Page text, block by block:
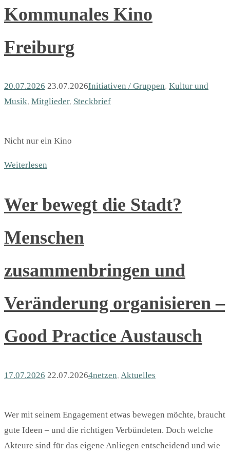
Kommunales Kino
Freiburg
20.07.2026 23.07.2026Initiativen / Gruppen, Kultur und
Musik, Mitglieder, Steckbrief
Nicht nur ein Kino
Weiterlesen
Wer bewegt die Stadt?
Menschen
zusammenbringen und
Veränderung organisieren –
Good Practice Austausch
17.07.2026 22.07.20264netzen, Aktuelles
Wer mit seinem Engagement etwas bewegen möchte, braucht
gute Ideen – und die richtigen Verbündeten. Doch welche
Akteure sind für das eigene Anliegen entscheidend und wie